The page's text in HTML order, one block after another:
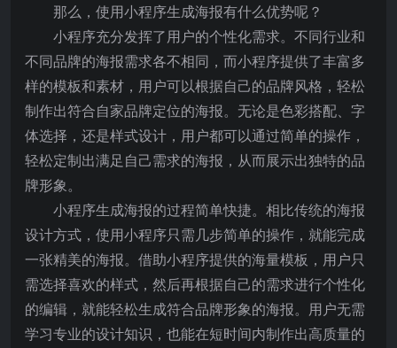
那么，使用小程序生成海报有什么优势呢？
小程序充分发挥了用户的个性化需求。不同行业和
不同品牌的海报需求各不相同，而小程序提供了丰富多
样的模板和素材，用户可以根据自己的品牌风格，轻松
制作出符合自家品牌定位的海报。无论是色彩搭配、字
体选择，还是样式设计，用户都可以通过简单的操作，
轻松定制出满足自己需求的海报，从而展示出独特的品
牌形象。
小程序生成海报的过程简单快捷。相比传统的海报
设计方式，使用小程序只需几步简单的操作，就能完成
一张精美的海报。借助小程序提供的海量模板，用户只
需选择喜欢的样式，然后再根据自己的需求进行个性化
的编辑，就能轻松生成符合品牌形象的海报。用户无需
学习专业的设计知识，也能在短时间内制作出高质量的